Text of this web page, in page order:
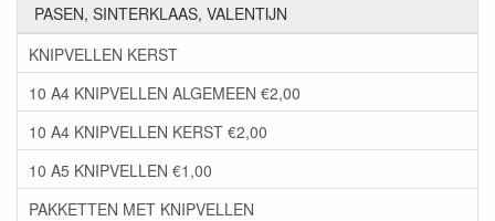
PASEN, SINTERKLAAS, VALENTIJN
KNIPVELLEN KERST
10 A4 KNIPVELLEN ALGEMEEN €2,00
10 A4 KNIPVELLEN KERST €2,00
10 A5 KNIPVELLEN €1,00
PAKKETTEN MET KNIPVELLEN